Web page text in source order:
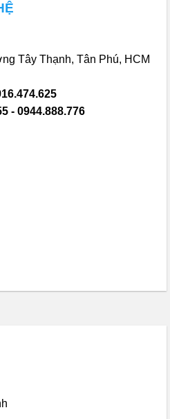
Tây Thạnh, Tân Phú, HCM
- 0944.888.776